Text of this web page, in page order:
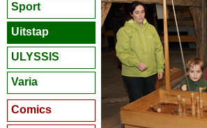
Sport
Uitstap
ULYSSIS
Varia
Comics